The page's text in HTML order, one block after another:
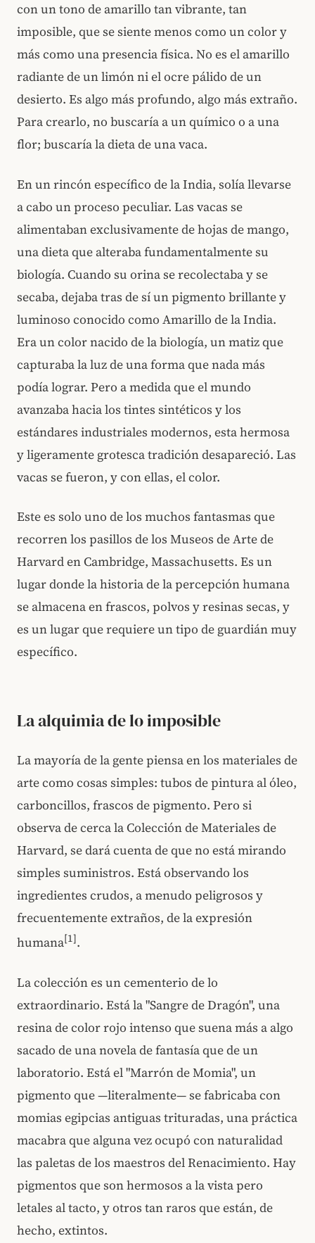
con un tono de amarillo tan vibrante, tan
imposible, que se siente menos como un color y
más como una presencia física. No es el amarillo
radiante de un limón ni el ocre pálido de un
desierto. Es algo más profundo, algo más extraño.
Para crearlo, no buscaría a un químico o a una
flor; buscaría la dieta de una vaca.
En un rincón específico de la India, solía llevarse
a cabo un proceso peculiar. Las vacas se
alimentaban exclusivamente de hojas de mango,
una dieta que alteraba fundamentalmente su
biología. Cuando su orina se recolectaba y se
secaba, dejaba tras de sí un pigmento brillante y
luminoso conocido como Amarillo de la India.
Era un color nacido de la biología, un matiz que
capturaba la luz de una forma que nada más
podía lograr. Pero a medida que el mundo
avanzaba hacia los tintes sintéticos y los
estándares industriales modernos, esta hermosa
y ligeramente grotesca tradición desapareció. Las
vacas se fueron, y con ellas, el color.
Este es solo uno de los muchos fantasmas que
recorren los pasillos de los Museos de Arte de
Harvard en Cambridge, Massachusetts. Es un
lugar donde la historia de la percepción humana
se almacena en frascos, polvos y resinas secas, y
es un lugar que requiere un tipo de guardián muy
específico.
La alquimia de lo imposible
La mayoría de la gente piensa en los materiales de
arte como cosas simples: tubos de pintura al óleo,
carboncillos, frascos de pigmento. Pero si
observa de cerca la Colección de Materiales de
Harvard, se dará cuenta de que no está mirando
simples suministros. Está observando los
ingredientes crudos, a menudo peligrosos y
frecuentemente extraños, de la expresión
humana[1].
La colección es un cementerio de lo
extraordinario. Está la "Sangre de Dragón", una
resina de color rojo intenso que suena más a algo
sacado de una novela de fantasía que de un
laboratorio. Está el "Marrón de Momia", un
pigmento que —literalmente— se fabricaba con
momias egipcias antiguas trituradas, una práctica
macabra que alguna vez ocupó con naturalidad
las paletas de los maestros del Renacimiento. Hay
pigmentos que son hermosos a la vista pero
letales al tacto, y otros tan raros que están, de
hecho, extintos.